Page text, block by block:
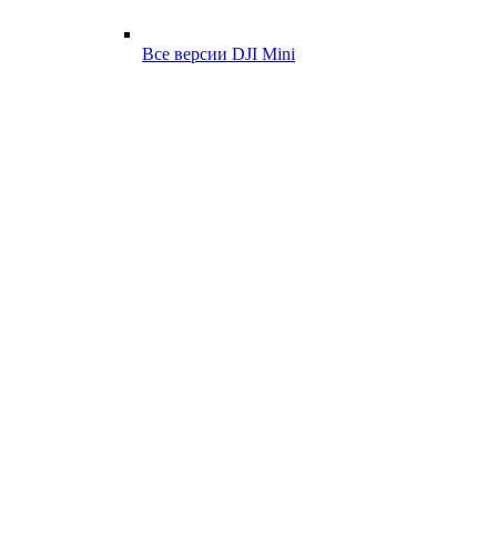
Все версии DJI Mini